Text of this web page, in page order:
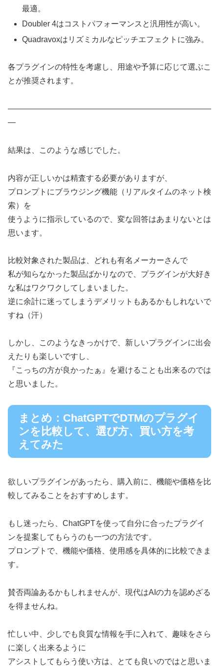
最適。
Doubler 4はコストパフォーマンスと汎用性が高い。
Quadravoxはリズミカルなピッチエフェクトに強み。
各プラグインの特性を考慮し、用途や予算に応じて選ぶこ
とが推奨されます。
——————————————————————————
—
結果は、このような感じでした。
内容が正しいかは精査する必要がありますが、
プロンプトにブラウジング機能（リアルタイムのネット検
索）を
使うように指示しているので、変な回答はあまりないとは
思います。
比較対象された製品は、どれも有名メーカーさんで
私が知らなかった製品ばかりなので、プラグインが大好き
な私はワクワクしてしまいました。
逆に余計に迷ってしまうデメリットもあるかもしれないで
すね（汗）
しかし、このようなきっかけで、新しいプラグインに出会
えたりも楽しいですし、
『こっちの方が良かったぁ』を避けることも出来るのでは
と思いました。
まとめ：ChatGPTでDTMのプラグイ
ンを比較して、選び方、買い方を考
えてみた
欲しいプラグインがあったら、購入前に、機能や価格を比
較してみることをおすすめします。
もし迷ったら、ChatGPTを使って自分に合ったプラグイ
ンを提案してもらうのも一つの方法です。
プロンプトで、機能や価格、使用感を具体的に比較できま
す。
賛否両論あるかもしれませんが、現代はAIの力を認めざる
を得ませんね。
忙しい中、少しでも良質な情報を手に入れて、趣味をさら
に楽しく出来るように
アシストしてもらう使い方は、とても良いのではと思いま